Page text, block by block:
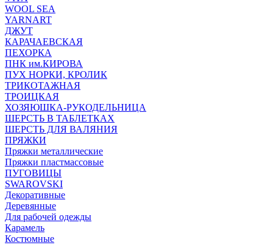
WOOL SEA
YARNART
ДЖУТ
КАРАЧАЕВСКАЯ
ПЕХОРКА
ПНК им.КИРОВА
ПУХ НОРКИ, КРОЛИК
ТРИКОТАЖНАЯ
ТРОИЦКАЯ
ХОЗЯЮШКА-РУКОДЕЛЬНИЦА
ШЕРСТЬ В ТАБЛЕТКАХ
ШЕРСТЬ ДЛЯ ВАЛЯНИЯ
ПРЯЖКИ
Пряжки металлические
Пряжки пластмассовые
ПУГОВИЦЫ
SWAROVSKI
Декоративные
Деревянные
Для рабочей одежды
Карамель
Костюмные